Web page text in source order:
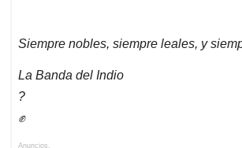
Siempre nobles, siempre leales, y
La Banda del Indio
?
✊
Anuncios.